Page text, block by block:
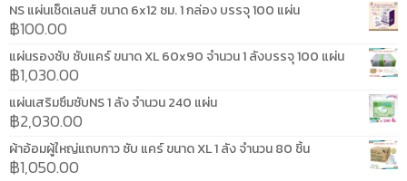
NS แผ่นเช็ดเลนส์ ขนาด 6x12 ซม. 1 กล่อง บรรจุ 100 แผ่น
฿100.00
แผ่นรองซับ ซับแคร์ ขนาด XL 60x90 จำนวน 1 ลังบรรจุ 100 แผ่น
฿1,030.00
แผ่นเสริมซึมซับNS 1 ลัง จำนวน 240 แผ่น
฿2,030.00
ผ้าอ้อมผู้ใหญ่แถบกาว ซับ แคร์ ขนาด XL 1 ลัง จำนวน 80 ชิ้น
฿1,050.00